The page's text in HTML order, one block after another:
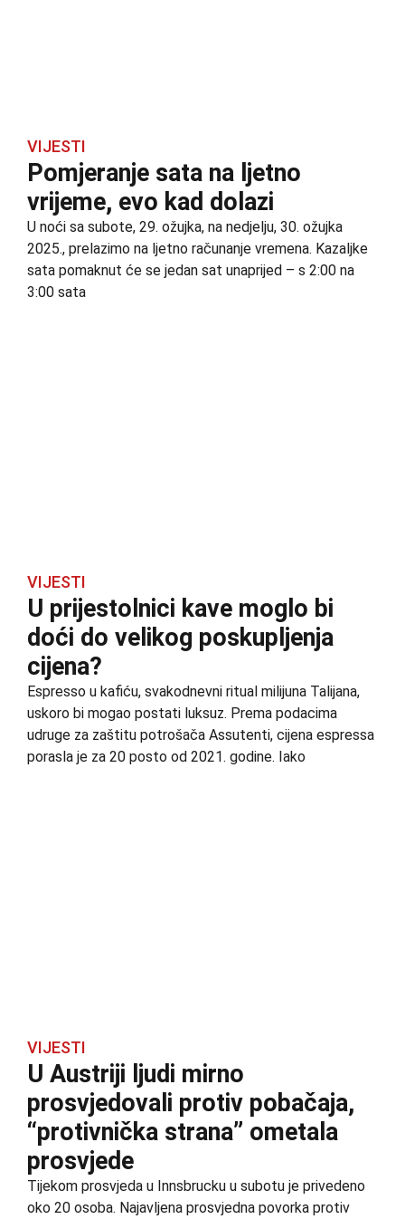
VIJESTI
Pomjeranje sata na ljetno
vrijeme, evo kad dolazi
U noći sa subote, 29. ožujka, na nedjelju, 30. ožujka
2025., prelazimo na ljetno računanje vremena. Kazaljke
sata pomaknut će se jedan sat unaprijed – s 2:00 na
3:00 sata
VIJESTI
U prijestolnici kave moglo bi
doći do velikog poskupljenja
cijena?
Espresso u kafiću, svakodnevni ritual milijuna Talijana,
uskoro bi mogao postati luksuz. Prema podacima
udruge za zaštitu potrošača Assutenti, cijena espressa
porasla je za 20 posto od 2021. godine. Iako
VIJESTI
U Austriji ljudi mirno
prosvjedovali protiv pobačaja,
“protivnička strana” ometala
prosvjede
Tijekom prosvjeda u Innsbrucku u subotu je privedeno
oko 20 osoba. Najavljena prosvjedna povorka protiv